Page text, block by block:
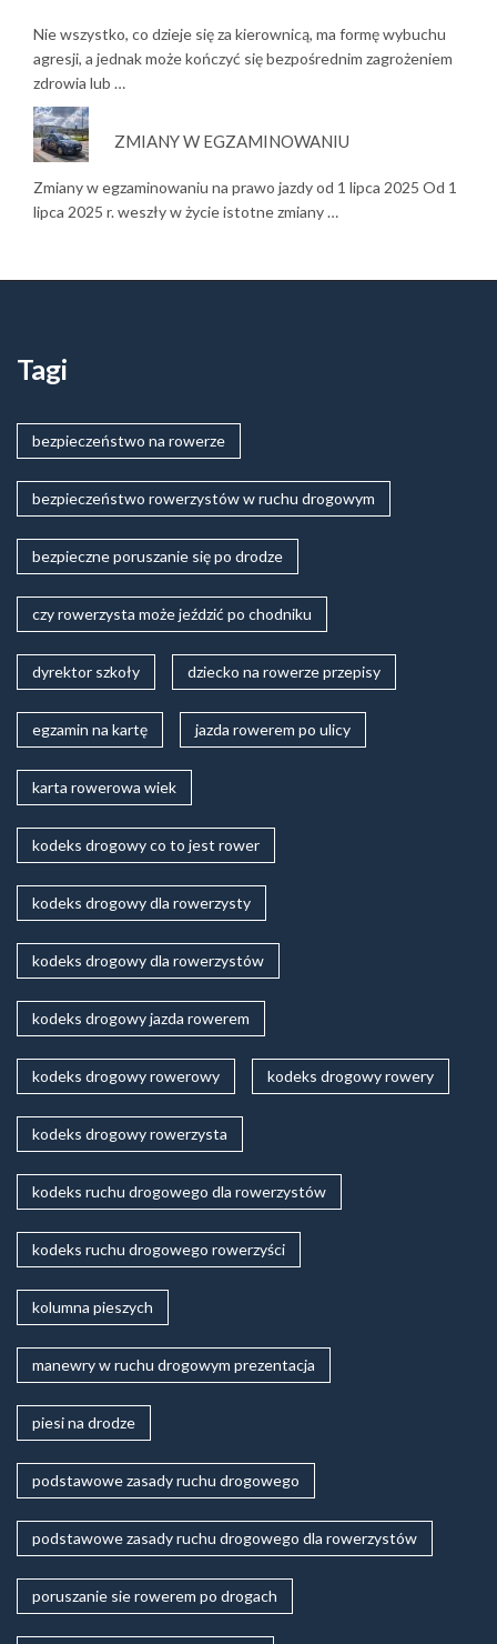
Nie wszystko, co dzieje się za kierownicą, ma formę wybuchu
agresji, a jednak może kończyć się bezpośrednim zagrożeniem
zdrowia lub …
ZMIANY W EGZAMINOWANIU
Zmiany w egzaminowaniu na prawo jazdy od 1 lipca 2025 Od 1
lipca 2025 r. weszły w życie istotne zmiany …
Tagi
bezpieczeństwo na rowerze
bezpieczeństwo rowerzystów w ruchu drogowym
bezpieczne poruszanie się po drodze
czy rowerzysta może jeździć po chodniku
dyrektor szkoły dziecko na rowerze przepisy
egzamin na kartę jazda rowerem po ulicy
karta rowerowa wiek
kodeks drogowy co to jest rower
kodeks drogowy dla rowerzysty
kodeks drogowy dla rowerzystów
kodeks drogowy jazda rowerem
kodeks drogowy rowerowy kodeks drogowy rowery
kodeks drogowy rowerzysta
kodeks ruchu drogowego dla rowerzystów
kodeks ruchu drogowego rowerzyści
kolumna pieszych
manewry w ruchu drogowym prezentacja
piesi na drodze
podstawowe zasady ruchu drogowego
podstawowe zasady ruchu drogowego dla rowerzystów
poruszanie sie rowerem po drogach